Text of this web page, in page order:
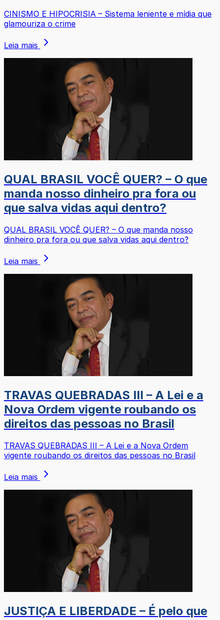
CINISMO E HIPOCRISIA – Sistema leniente e mídia que
glamouriza o crime
Leia mais
QUAL BRASIL VOCÊ QUER? – O que
manda nosso dinheiro pra fora ou
que salva vidas aqui dentro?
QUAL BRASIL VOCÊ QUER? – O que manda nosso
dinheiro pra fora ou que salva vidas aqui dentro?
Leia mais
TRAVAS QUEBRADAS III – A Lei e a
Nova Ordem vigente roubando os
direitos das pessoas no Brasil
TRAVAS QUEBRADAS III – A Lei e a Nova Ordem
vigente roubando os direitos das pessoas no Brasil
Leia mais
JUSTIÇA E LIBERDADE – É pelo que